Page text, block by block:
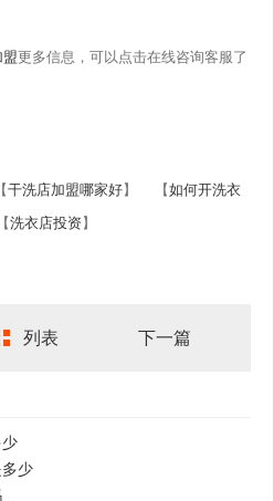
更多信息，可以点击在线咨询客服了
干洗店加盟哪家好】 【如何开洗衣
洗衣店投资 】
列表 下一篇
少